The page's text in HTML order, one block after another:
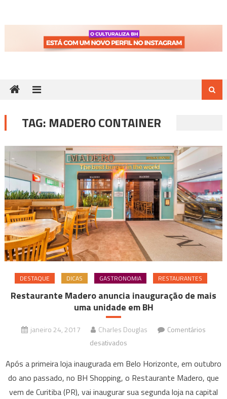
TAG: MADERO CONTAINER
DESTAQUE DICAS GASTRONOMIA RESTAURANTES
Restaurante Madero anuncia inauguração de mais
uma unidade em BH
janeiro 24, 2017 Charles Douglas
Comentários
desativados
Madero
anuncia
inauguração
Após a primeira loja inaugurada em Belo Horizonte, em outubro
do ano passado, no BH Shopping, o Restaurante Madero, que
vem de Curitiba (PR), vai inaugurar sua segunda loja na capital